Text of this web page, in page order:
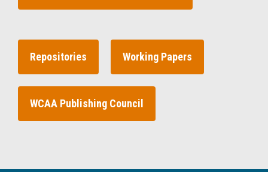
Repositories Working Papers
WCAA Publishing Council